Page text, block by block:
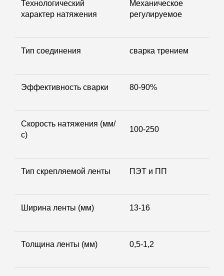
Технологический
характер натяжения
Механическое
регулируемое
Тип соединения сварка трением
Эффективность сварки 80-90%
Скорость натяжения (мм/
с)
100-250
Тип скрепляемой ленты ПЭТ и ПП
Ширина ленты (мм) 13-16
Толщина ленты (мм) 0,5-1,2